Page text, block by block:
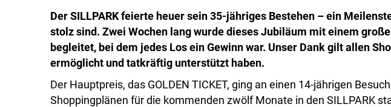
Der SILLPARK feierte heuer sein 35-jähriges Bestehen – ein
stolz sind. Zwei Wochen lang wurde dieses Jubiläum mit einem
begleitet, bei dem jedes Los ein Gewinn war. Unser Dank gilt allen
ermöglicht und tatkräftig unterstützt haben.
Der Hauptpreis, das GOLDEN TICKET, ging an einen 14-jährigen
Shoppingplänen für die kommenden zwölf Monate in den SILLPARK